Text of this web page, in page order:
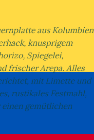
aus Kolumbien
knusprigem
Spiegelei,
frischer Arepa. Alles
mit Limette und
rustikales Festmahl,
gemütlichen